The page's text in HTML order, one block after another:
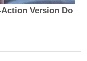
Version Do